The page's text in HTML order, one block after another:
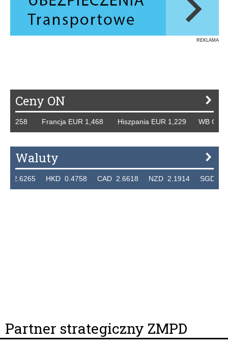
REKLAMA
Ceny ON
Francja EUR 1,468 Hiszpania EUR 1,229 WB GBP
Waluty
HKD 0.4758 CAD 2.6618 NZD 2.1914 SGD
Partner strategiczny ZMPD